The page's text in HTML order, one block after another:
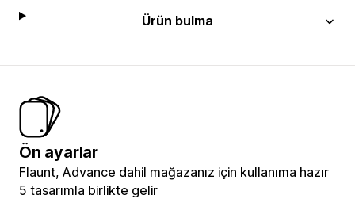
Ürün bulma
Ön ayarlar
Flaunt, Advance dahil mağazanız için kullanıma hazır
5 tasarımla birlikte gelir